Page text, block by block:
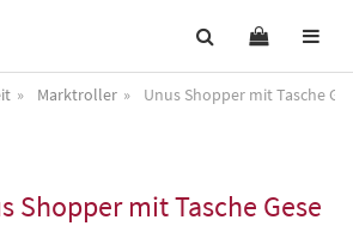
Marktroller Unus Shopper mit Tasche
Shopper mit Tasche Gese